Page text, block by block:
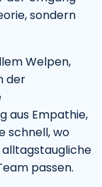
sondern
Welpen,
der
aus Empathie,
schnell, wo
passen.